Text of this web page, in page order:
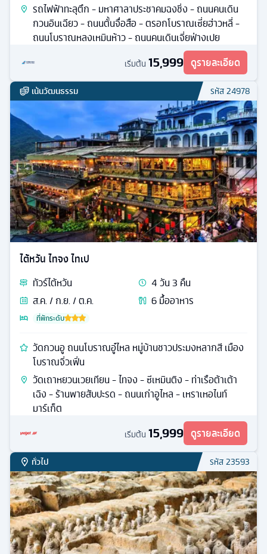
รถไฟฟ้าทะลุตึก - มหาศาลาประชาคมฉงชิ่ง - ถนนคนเดิน
กวนอินเฉียว - ถนนตั้นจื่อสือ - ตรอกโบราณเซี่ยฮ่าวหลี่ -
ถนนโบราณหลงเหมินห้าว - ถนนคนเดินเจี่ยฟ่างเปย
เริ่มต้น 15,999 ดูรายละเอียด
เน้นวัฒนธรรม รหัส24978
ไต้หวัน ไทจง ไทเป
ทัวร์ไต้หวัน 4วัน3 คืน
ส.ค. / ก.ย. / ต.ค.
6มื้ออาหาร
ที่พักระดับ
วัดกวนอู ถนนโบราณอู๋ไหล หมู่บ้านชาวประมงหลากสี เมือง
โบราณจิ่วเฟิ่น
วัดเถาหยวนเวยเทียน - ไทจง - ซีเหมินติง - ท่าเรือต้าเต้า
เฉิง - ร้านพายสับปะรด - ถนนเก่าอูไหล - เหราเหอไนท์
มาร์เก็ต
เริ่มต้น 15,999 ดูรายละเอียด
ทั่วไป รหัส23593